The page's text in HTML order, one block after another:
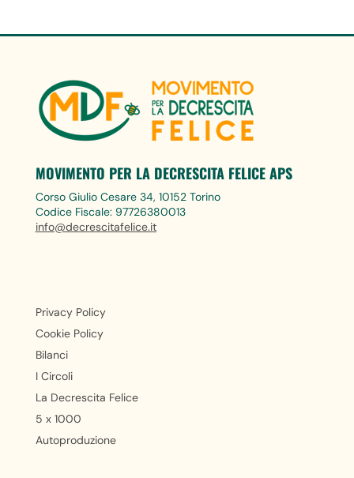
MOVIMENTO PER LA DECRESCITA FELICE APS
Corso Giulio Cesare 34, 10152 Torino
Codice Fiscale: 97726380013
info@decrescitafelice.it
Privacy Policy
Cookie Policy
Bilanci
I Circoli
La Decrescita Felice
5 x 1000
Autoproduzione